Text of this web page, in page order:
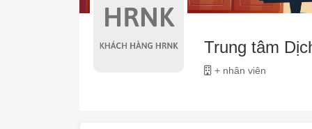
Trung tâm
+ nhân viên